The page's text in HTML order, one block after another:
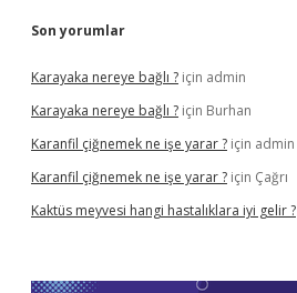
Son yorumlar
Karayaka nereye bağlı ? için admin
Karayaka nereye bağlı ? için Burhan
Karanfil çiğnemek ne işe yarar ? için admin
Karanfil çiğnemek ne işe yarar ? için Çağrı
Kaktüs meyvesi hangi hastalıklara iyi gelir ?